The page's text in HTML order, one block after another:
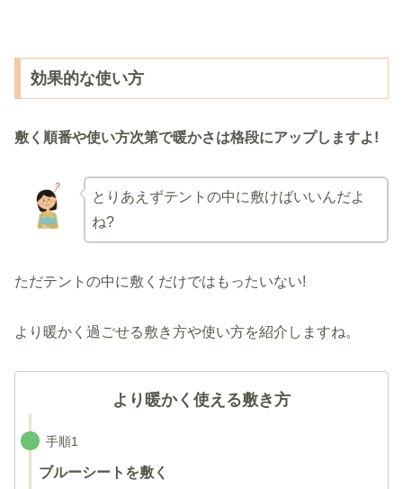
効果的な使い方
敷く順番や使い方次第で暖かさは格段にアップしますよ!
とりあえずテントの中に敷けばいいんだよ
ね?
ただテントの中に敷くだけではもったいない!
より暖かく過ごせる敷き方や使い方を紹介しますね。
より暖かく使える敷き方
手順1
ブルーシートを敷く